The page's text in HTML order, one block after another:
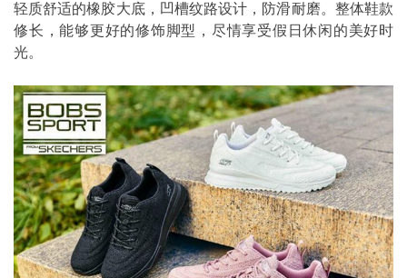
轻质舒适的橡胶大底，凹槽纹路设计，防滑耐磨。整体鞋款
修长，能够更好的修饰脚型，尽情享受假日休闲的美好时
光。